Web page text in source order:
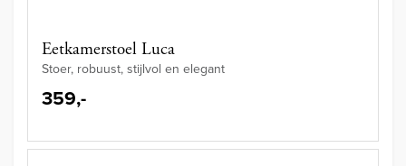
Eetkamerstoel Luca
Stoer, robuust, stijlvol en elegant
359,-